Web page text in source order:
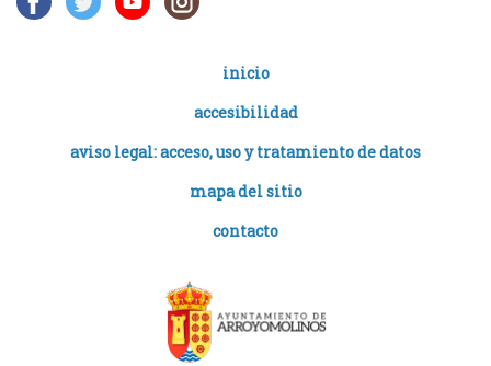
inicio
accesibilidad
aviso legal: acceso, uso y tratamiento de datos
mapa del sitio
contacto